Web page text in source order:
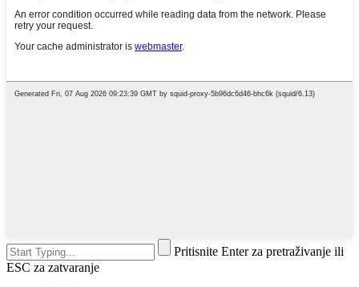
Pritisnite Enter za pretraživanje ili
ESC za zatvaranje